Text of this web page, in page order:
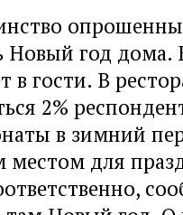
Новый год
в гости. В
2%
в зимний
местом для